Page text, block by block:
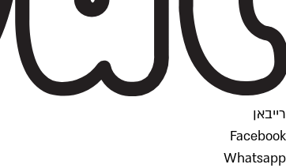
רייבאן
Facebook
Whatsapp